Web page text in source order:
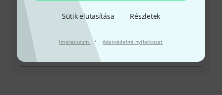
Sütik elutasítása Részletek
Impresszum · Adatvédelmi nyilatkozat
Még több elérhetőség
Termék visszaküldése
Minden kapcsolattartó